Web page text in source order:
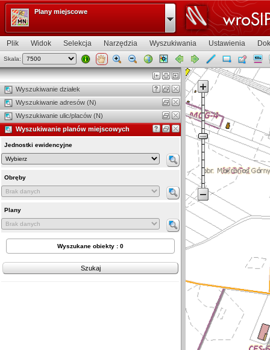
Plik Widok Selekcja Narzędzia Wyszukiwania Ustawienia
Skala:
Wyszukiwanie działek
Wyszukiwanie adresów (N)
Wyszukiwanie ulic/placów (N)
Jednostki ewidencyjne
Obręby
Plany
Wyszukane obiekty : 0
Szukaj
Wyszukiwanie planów miejscowych
Widok mapy
Plany miejscowe